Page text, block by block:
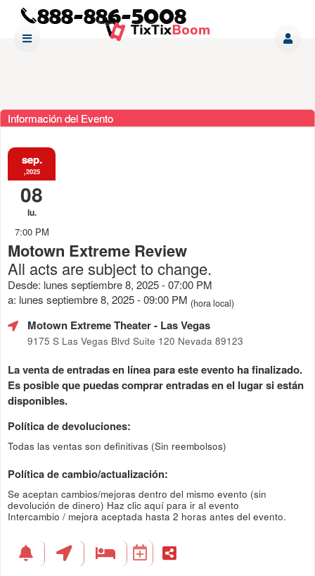
Información del Evento
sep.
,2025
08
lu.
7:00 PM
Motown Extreme Review
All acts are subject to change.
Desde: lunes septiembre 8, 2025 - 07:00 PM
a: lunes septiembre 8, 2025 - 09:00 PM (hora local)
Motown Extreme Theater- Las Vegas
9175 S Las Vegas Blvd Suite 120 Nevada 89123
La venta de entradas en línea para este evento ha finalizado.
Es posible que puedas comprar entradas en el lugar si están
disponibles.
Política de devoluciones:
Todas las ventas son definitivas (Sin reembolsos)
Política de cambio/actualización:
Se aceptan cambios/mejoras dentro del mismo evento (sin
devolución de dinero) Haz clic aquí para ir al evento
Intercambio / mejora aceptada hasta 2 horas antes del evento.